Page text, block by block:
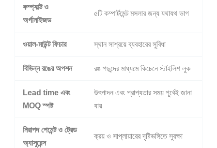
কম্প্যাক্ট ও
অর্গানাইজড
৫টি কম্পার্টমেন্ট মসলার জন্য যথাযথ ভাগ
ওয়াল-মাউন্ট ফিচার স্থান সাশ্রয়ে ব্যবহারের সুবিধা
বিভিন্ন রঙের অপশন রঙ পছন্দের মাধ্যমে কিচেনে স্টাইলিশ লুক
Lead time এবং
MOQ স্পষ্ট
উৎপাদন এবং প্রাপ্যতার সময় পূর্বেই জানা
যায়
নিরাপদ পেমেন্ট ও ট্রেড
অ্যাসুরেন্স
ক্রয় ও সাপ্লায়ারের দৃষ্টিভঙ্গিতে সুরক্ষা